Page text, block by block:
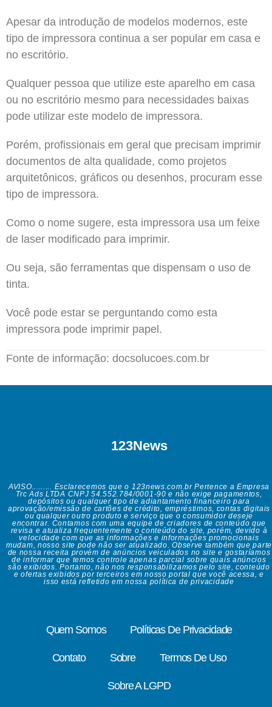
Apesar da introdução de modelos modernos, este
tipo de impressora continua a ser popular em casa e
no escritório.
Qualquer pessoa que utilize este aparelho em casa
ou no escritório mesmo para necessidades baixas
pode utilizar este modelo de impressora.
Porém, profissionais em geral que precisam imprimir
documentos de alta qualidade, como projetos
arquitetônicos, gráficos ou desenhos, procuram esse
tipo de impressora.
Como o nome sugere, esta impressora usa um feixe
de laser modificado para imprimir.
Ou seja, são ferramentas que dispensam o uso de
tinta.
Você pode estar se perguntando como esta
impressora pode imprimir papel.
Fonte de informação: docsolucoes.com.br
123News
AVISO......... Esclarecemos que o 123news.com.br Pertence a Empresa
Trc Ads LTDA CNPJ 54.552.784/0001-90 e não exige pagamentos,
depósitos ou qualquer tipo de adiantamento financeiro para
aprovação/emissão de cartões de crédito, empréstimos, contas digitais
ou qualquer outro produto e serviço que o consumidor deseje
encontrar. Contamos com uma equipe de criadores de conteúdo que
revisa e atualiza frequentemente o conteúdo do site, porém, devido à
velocidade com que as informações e informações promocionais
mudam, nosso site pode não ser atualizado. Observe também que parte
de nossa receita provém de anúncios veiculados no site e gostaríamos
de informar que temos controle apenas parcial sobre quais anúncios
são exibidos. Portanto, não nos responsabilizamos pelo site, conteúdo
e ofertas exibidos por terceiros em nosso portal que você acessa, e
isso está refletido em nossa política de privacidade
Quem Somos Políticas De Privacidade
Contato Sobre Termos De Uso
Sobre A LGPD